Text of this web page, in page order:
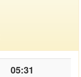
05:31